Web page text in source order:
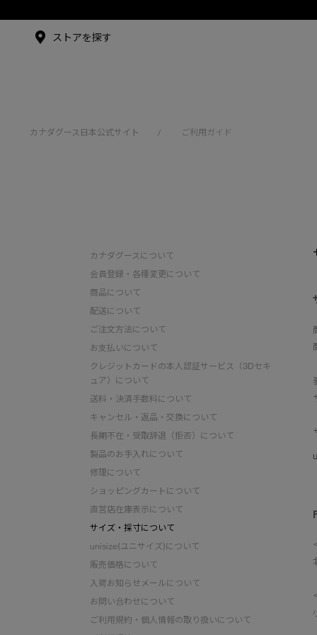
アンバサダー
ストアを探す
カナダグース日本公式サイト / ご利用ガイド
カナダグースについて
会員登録・各種変更について
商品について
配送について
ご注文方法について
お支払いについて
クレジットカードの本人認証サービス（3Dセキ
ュア）について
送料・決済手数料について
キャンセル・返品・交換について
長期不在・受取辞退（拒否）について
製品のお手入れについて
修理について
ショッピングカートについて
直営店在庫表示について
サイズ・採寸について
unisize(ユニサイズ)について
販売価格について
入荷お知らせメールについて
お問い合わせについて
ご利用規約・個人情報の取り扱いについて